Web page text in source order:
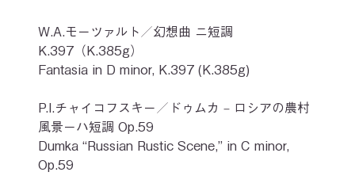
W.A.モーツァルト／幻想曲 ニ短調
K.397（K.385g）
Fantasia in D minor, K.397 (K.385g)
P.I.チャイコフスキー／ドゥムカ ‒ ロシアの農村
風景－ハ短調 Op.59
Dumka “Russian Rustic Scene,” in C minor,
Op.59